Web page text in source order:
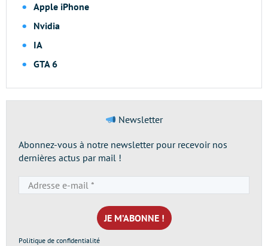
Apple iPhone
Nvidia
IA
GTA 6
Newsletter
Abonnez-vous à notre newsletter pour recevoir nos
dernières actus par mail !
e-
mail
*
Politique de confidentialité